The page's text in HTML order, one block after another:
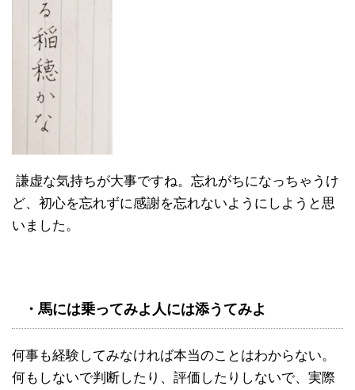
謙虚な気持ちが大事ですね。忘れがちになっちゃうけ
ど、初心を忘れずに感謝を忘れないようにしようと思
いました。
・馬には乗ってみよ人には添うてみよ
何事も経験してみなければ本当のことはわからない。
何もしないで判断したり、評価したりしないで、実際